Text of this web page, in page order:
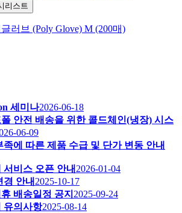
리스트
러브 (Poly Glove) M (200매)
세미나2026-06-18
안전 배송을 위한 콜드체인(냉장) 시스
06-09
족에 따른 제품 수급 및 단가 변동 안내
비스 오픈 안내 2026-01-04
경 안내 2025-10-17
배송일정 공지 2025-09-24
유의사항2025-08-14